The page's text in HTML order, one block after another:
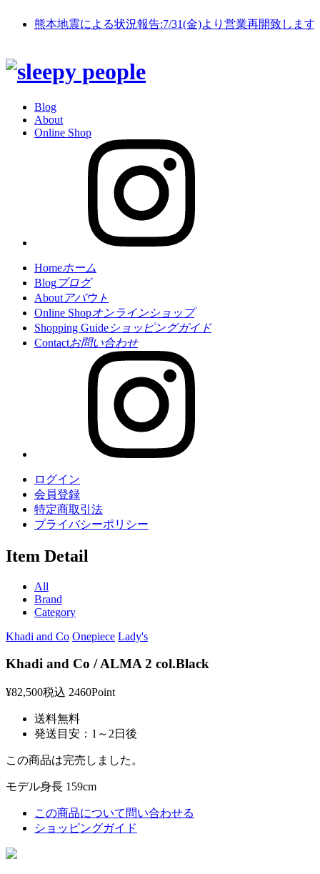
熊本地震による状況報告:7/31(金)より営業再開致します
Blog
About
Online Shop
Homeホーム
Blogブログ
About アバウト
Online Shopオンラインショップ
Shopping Guideショッピングガイド
Contactお問い合わせ
ログイン
会員登録
特定商取引法
プライバシーポリシー
Item Detail
All
Brand
Category
Khadi and Co Onepiece Lady's
Khadi and Co / ALMA 2 col.Black
¥82,500税込 2460Point
送料無料
発送目安：1～2日後
この商品は完売しました。
モデル身長 159cm
この商品について問い合わせる
ショッピングガイド